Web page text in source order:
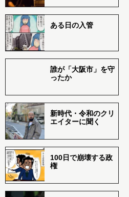
ある日の入管
誰が「大阪市」を守
ったか
新時代・令和のクリ
エイターに聞く
100日で崩壊する政
権